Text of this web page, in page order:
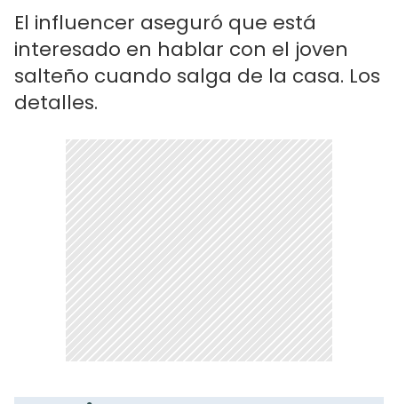
El influencer aseguró que está
interesado en hablar con el joven
salteño cuando salga de la casa. Los
detalles.